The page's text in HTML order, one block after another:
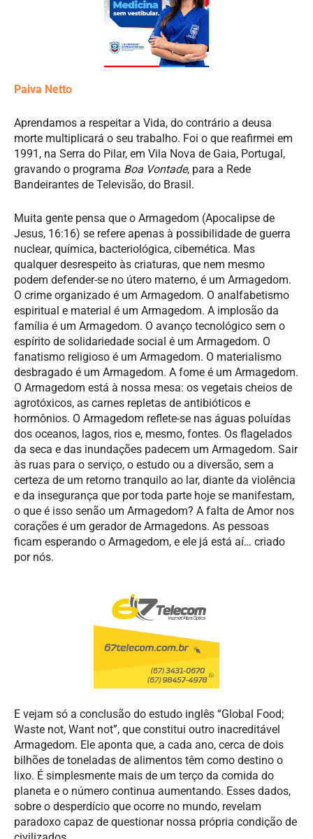
Paiva Netto
Aprendamos a respeitar a Vida, do contrário a deusa
morte multiplicará o seu trabalho. Foi o que reafirmei em
1991, na Serra do Pilar, em Vila Nova de Gaia, Portugal,
gravando o programa Boa Vontade, para a Rede
Bandeirantes de Televisão, do Brasil.
Muita gente pensa que o Armagedom (Apocalipse de
Jesus, 16:16) se refere apenas à possibilidade de guerra
nuclear, química, bacteriológica, cibernética. Mas
qualquer desrespeito às criaturas, que nem mesmo
podem defender-se no útero materno, é um Armagedom.
O crime organizado é um Armagedom. O analfabetismo
espiritual e material é um Armagedom. A implosão da
família é um Armagedom. O avanço tecnológico sem o
espírito de solidariedade social é um Armagedom. O
fanatismo religioso é um Armagedom. O materialismo
desbragado é um Armagedom. A fome é um Armagedom.
O Armagedom está à nossa mesa: os vegetais cheios de
agrotóxicos, as carnes repletas de antibióticos e
hormônios. O Armagedom reflete-se nas águas poluídas
dos oceanos, lagos, rios e, mesmo, fontes. Os flagelados
da seca e das inundações padecem um Armagedom. Sair
às ruas para o serviço, o estudo ou a diversão, sem a
certeza de um retorno tranquilo ao lar, diante da violência
e da insegurança que por toda parte hoje se manifestam,
o que é isso senão um Armagedom? A falta de Amor nos
corações é um gerador de Armagedons. As pessoas
ficam esperando o Armagedom, e ele já está aí… criado
por nós.
E vejam só a conclusão do estudo inglês “Global Food;
Waste not, Want not”, que constitui outro inacreditável
Armagedom. Ele aponta que, a cada ano, cerca de dois
bilhões de toneladas de alimentos têm como destino o
lixo. É simplesmente mais de um terço da comida do
planeta e o número continua aumentando. Esses dados,
sobre o desperdício que ocorre no mundo, revelam
paradoxo capaz de questionar nossa própria condição de